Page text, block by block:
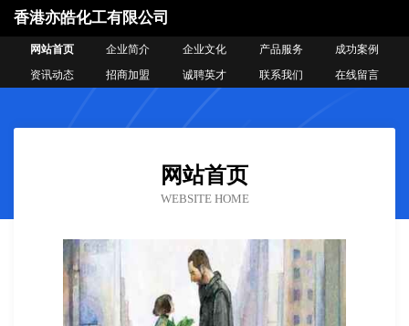
香港亦皓化工有限公司
网站首页 企业简介 企业文化 产品服务
成功案例
资讯动态
招商加盟 诚聘英才 联系我们 在线留言
网站首页
WEBSITE HOME